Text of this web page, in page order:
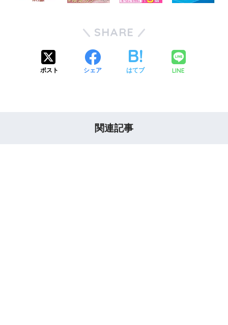
SHARE
ポスト シェア はてブ LINE
関連記事